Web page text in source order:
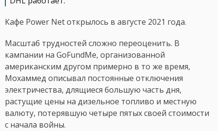
Кафе Power Net открылось в августе 2021 года.
Масштаб трудностей сложно переоценить. В
кампании на GoFundMe, организованной
американским другом примерно в то же время,
Мохаммед описывал постоянные отключения
электричества, длящиеся большую часть дня,
растущие цены на дизельное топливо и местную
валюту, потерявшую четыре пятых своей стоимости
с начала войны.